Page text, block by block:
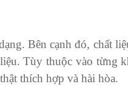
Bên cạnh đó, chất
Tùy thuộc vào từng
thích hợp và hài hòa.